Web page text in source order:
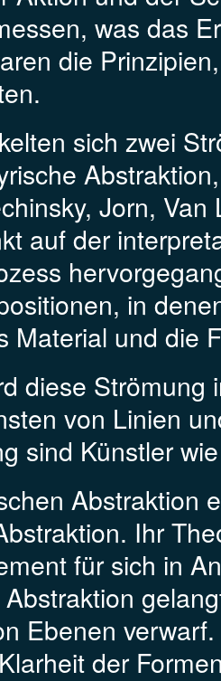
was das
die
sich zwei
Jorn,
auf der
in
Material und die
diese
von Linien
sind Künstler
Abstraktion
Ihr
für sich in
Ebenen
der